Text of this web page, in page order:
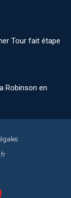
Tour fait étape
Robinson en